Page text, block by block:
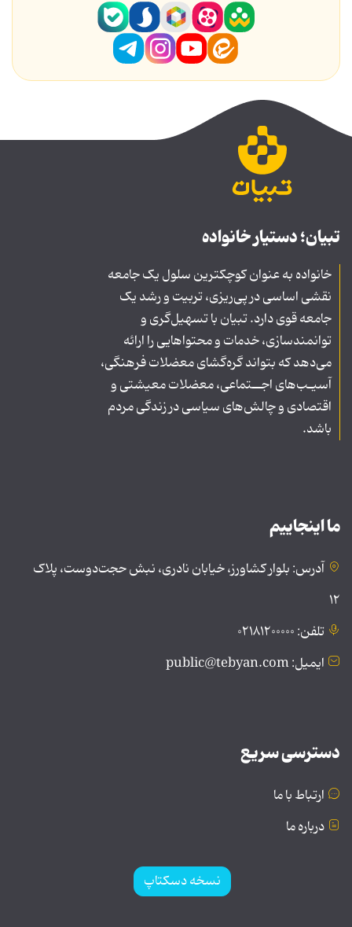
تبیان؛ دستیار خانواده
خانواده به عنوان کوچکترین سلول یک جامعه
نقشی اساسی در پی‌ریزی، تربیت و رشد یک
جامعه قوی دارد. تبیان با تسهیل‌گری و
توانمندسازی، خدمات و محتواهایی را ارائه
می‌دهد که بتواند گره‌گشای معضلات فرهنگی،
آسیـب‌های اجــتماعی، معضلات معیشتی و
اقتصادی و چالش‌های سیاسی در زندگی مردم
باشد.
ما اینجاییم
آدرس: بلوار کشاورز، خیابان نادری، نبش حجت‌دوست، پلاک
۱۲
تلفن: ۰۲۱۸۱۲۰۰۰۰۰
ایمیل: public@tebyan.com
دسترسی سریع
ارتباط با ما
درباره ما
نسخه دسکتاپ